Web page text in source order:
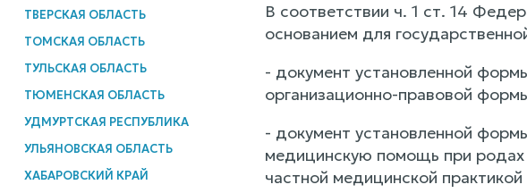
ТВЕРСКАЯ ОБЛАСТЬ
ТОМСКАЯ ОБЛАСТЬ
ТУЛЬСКАЯ ОБЛАСТЬ
ТЮМЕНСКАЯ ОБЛАСТЬ
УДМУРТСКАЯ РЕСПУБЛИКА
УЛЬЯНОВСКАЯ ОБЛАСТЬ
ХАБАРОВСКИЙ КРАЙ
В соответствии ч. 1 ст. 14
основанием для
- документ установленной
организационно-правовой
- документ установленной
медицинскую помощь при
частной медицинской